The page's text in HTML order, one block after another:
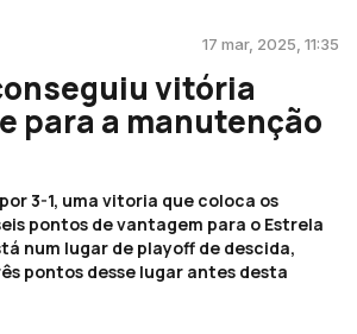
17 mar, 2025, 11:35
vitória
para a manutenção
3-1, uma vitoria que coloca os
pontos de vantagem para o Estrela
num lugar de playoff de descida,
pontos desse lugar antes desta